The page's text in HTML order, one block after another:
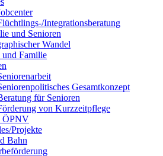
Integrationsberatung
und Senioren
Wandel
und Familie
Gesamtkonzept
für Senioren
von Kurzzeitpflege
ÖPNV
Projekte
Bahn